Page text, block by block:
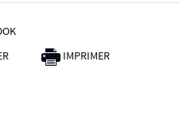
- NOUVELLE FENÊTRE
- NOUVELLE FENÊTRE
IMPRIMER